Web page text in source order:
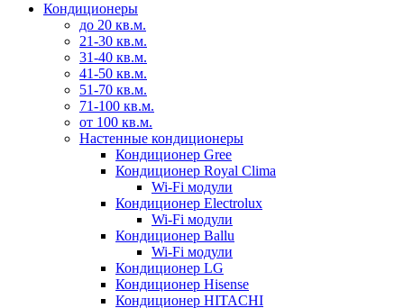
Кондиционеры
до 20 кв.м.
21-30 кв.м.
31-40 кв.м.
41-50 кв.м.
51-70 кв.м.
71-100 кв.м.
от 100 кв.м.
Настенные кондиционеры
Кондиционер Gree
Кондиционер Royal Clima
Wi-Fi модули
Кондиционер Electrolux
Wi-Fi модули
Кондиционер Ballu
Wi-Fi модули
Кондиционер LG
Кондиционер Hisense
Кондиционер HITACHI